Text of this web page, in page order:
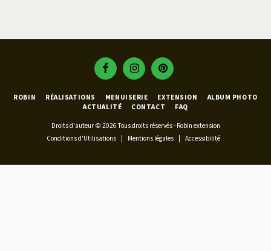
ROBIN RÉALISATIONS MENUISERIE EXTENSION
ALBUM PHOTO
ACTUALITÉ
CONTACT FAQ
Droits d'auteur © 2026 Tous droits réservés - Robin extension
Conditions d'Utilisations| Mentions légales| Accessibilité